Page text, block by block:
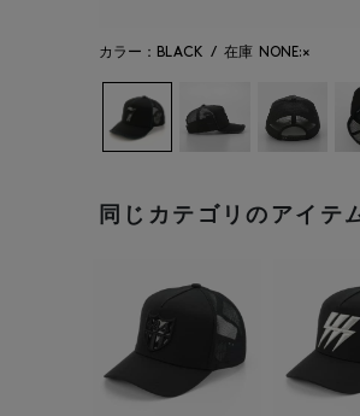
カラー：BLACK / 在庫 NONE:×
同じカテゴリのアイテ